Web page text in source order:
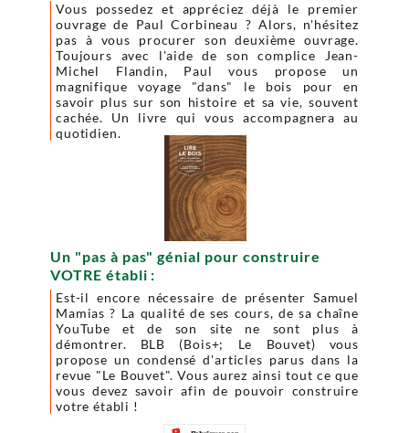
Vous possedez et appréciez déjà le premier
ouvrage de Paul Corbineau ? Alors, n'hésitez
pas à vous procurer son deuxième ouvrage.
Toujours avec l'aide de son complice Jean-
Michel Flandin, Paul vous propose un
magnifique voyage "dans" le bois pour en
savoir plus sur son histoire et sa vie, souvent
cachée. Un livre qui vous accompagnera au
quotidien.
Un "pas à pas" génial pour construire
VOTRE établi :
Est-il encore nécessaire de présenter Samuel
Mamias ? La qualité de ses cours, de sa chaîne
YouTube et de son site ne sont plus à
démontrer. BLB (Bois+; Le Bouvet) vous
propose un condensé d'articles parus dans la
revue "Le Bouvet". Vous aurez ainsi tout ce que
vous devez savoir afin de pouvoir construire
votre établi !